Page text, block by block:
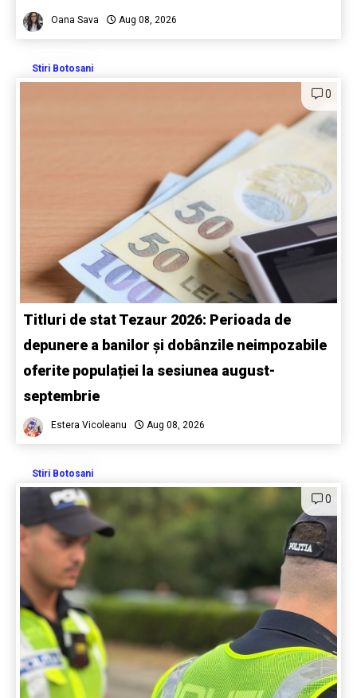
Oana Sava Aug 08, 2026
Stiri Botosani
0
Titluri de stat Tezaur 2026: Perioada de
depunere a banilor și dobânzile neimpozabile
oferite populației la sesiunea august-
septembrie
Estera Vicoleanu Aug 08, 2026
Stiri Botosani
0